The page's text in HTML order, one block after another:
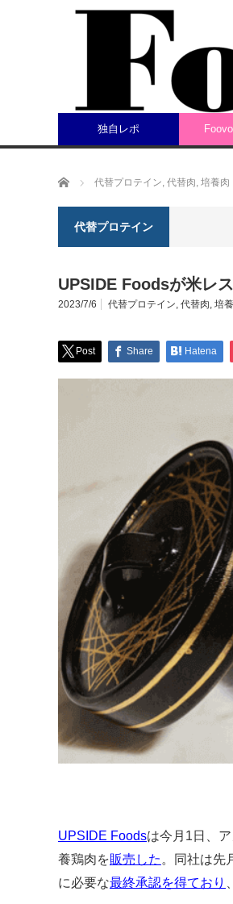
独自レポ
ホーム 代替プロテイン, 代替肉, 培養肉
代替プロテイン
UPSIDE Foodsが米レ
2023/7/6 代替プロテイン, 代替肉, 培
Post Share Hatena
UPSIDE Foodsは今月1日、
養鶏肉を販売した 。同社は先
に必要な最終承認を得ており